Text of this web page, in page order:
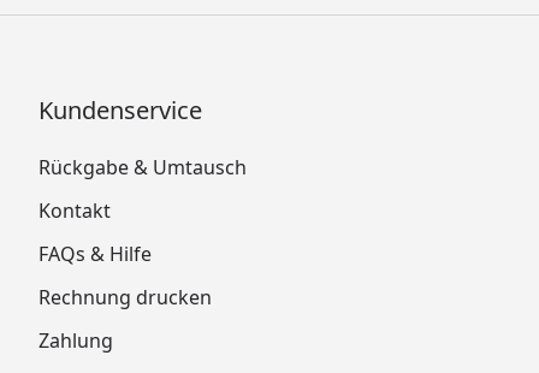
Kundenservice
Rückgabe & Umtausch
Kontakt
FAQs & Hilfe
Rechnung drucken
Zahlung